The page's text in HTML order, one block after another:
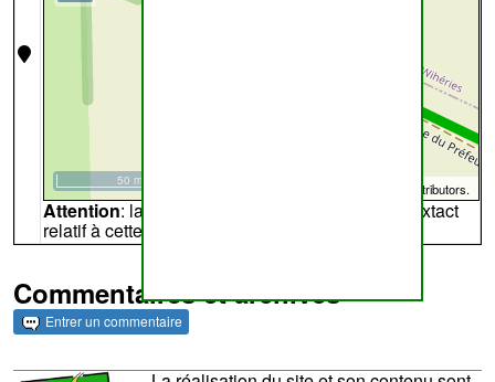
contributors.
50 m
Attention: la carte peut ne pas refléter l'endroit extact
relatif à cette archive
Commentaires et archives
Entrer un commentaire